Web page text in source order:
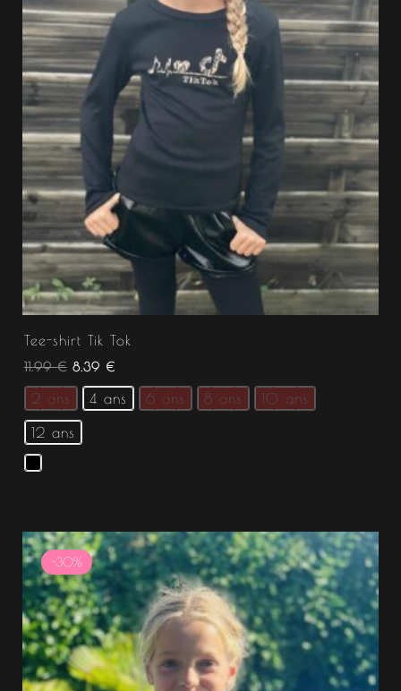
Tee-shirt Tik Tok
11.99€ 8.39 €
2 ans 4 ans 6 ans 8 ans 10 ans
12 ans
-30%
Le
prix
initial
était :
14.99 €.
Le
prix
actuel
est :
10.49 €.